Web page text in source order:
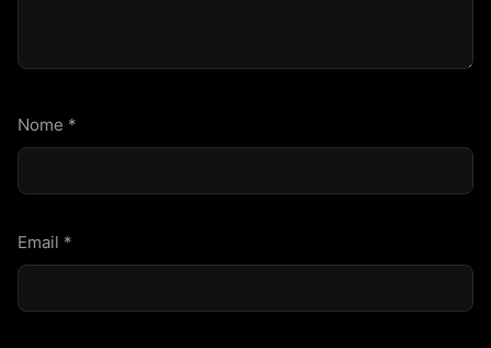
Nome *
Email *